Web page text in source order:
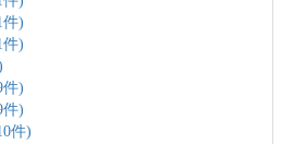
件)
件)
件)
件)
件)